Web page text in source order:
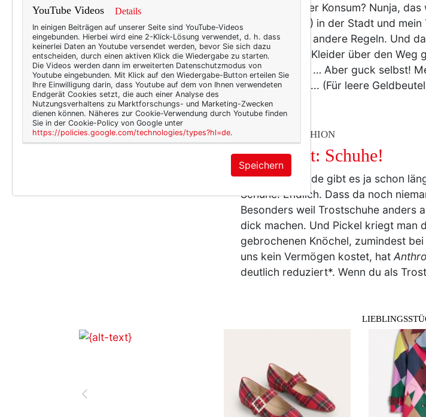
nach ... weniger Konsum? Nunja,
in Sandalen (!!) in der Stadt und
gelten einfach andere Regeln. Und
noch ein paar Kleider über den Weg
Sommerwiese … Aber guck selbst!
es noch mehr ... (Für leere
BEAUTY & FASHION
Zum Trost: Schuhe!
Trostschokolade gibt es ja schon
Schuhe! Endlich. Dass da noch
Besonders weil Trostschuhe anders
dick machen. Und Pickel kriegt man
gebrochenen Knöchel, zumindest
uns kein Vermögen kostet, hat
deutlich reduziert*. Wenn du als
zurück
YouTube Videos Details
In einigen Beiträgen auf unserer Seite sind YouTube-Videos
eingebunden. Hierbei wird eine 2-Klick-Lösung verwendet, d. h. dass
keinerlei Daten an Youtube versendet werden, bevor Sie sich dazu
entscheiden, durch einen aktiven Klick die Wiedergabe zu starten.
Die Videos werden dann im erweiterten Datenschutzmodus von
Youtube eingebunden. Mit Klick auf den Wiedergabe-Button erteilen Sie
Ihre Einwilligung darin, dass Youtube auf dem von Ihnen verwendeten
Endgerät Cookies setzt, die auch einer Analyse des
Nutzungsverhaltens zu Marktforschungs- und Marketing-Zwecken
dienen können. Näheres zur Cookie-Verwendung durch Youtube finden
Sie in der Cookie-Policy von Google unter
https://policies.google.com/technologies/types?hl=de.
Speichern